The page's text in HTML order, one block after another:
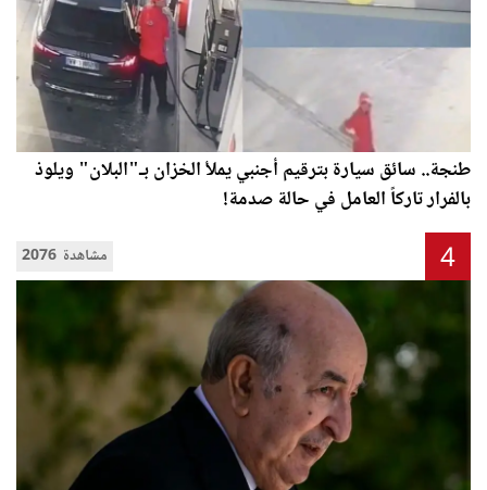
طنجة.. سائق سيارة بترقيم أجنبي يملأ الخزان بـ"البلان" ويلوذ
بالفرار تاركاً العامل في حالة صدمة!
2076 مشاهدة 4